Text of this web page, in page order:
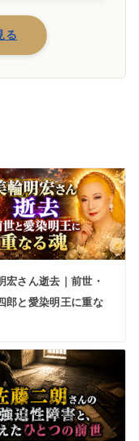
る
宏さん逝去｜前世・
郎と愛染明王に重な